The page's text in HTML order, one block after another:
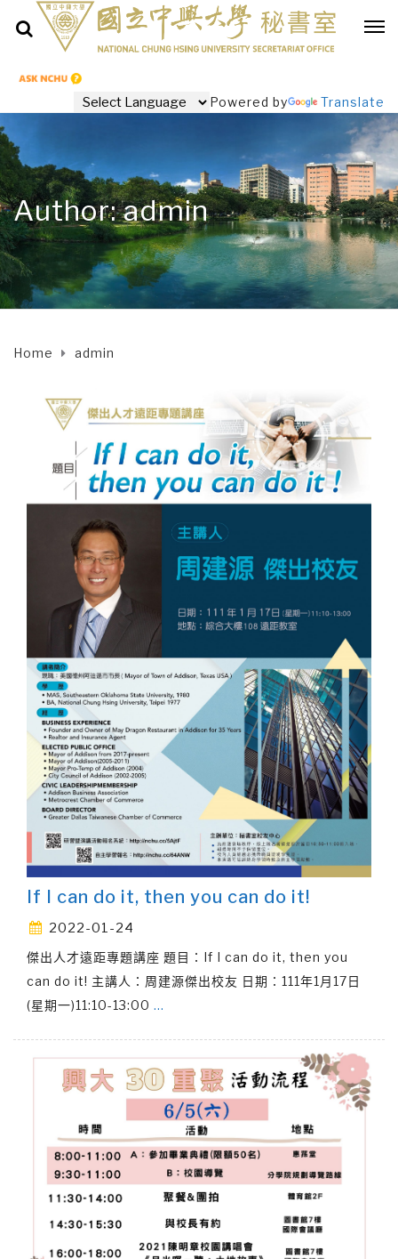
Powered by Translate
Author: admin
Home admin
If I can do it, then you can do it!
2022-01-24
傑出人才遠距專題講座 題目：If I can do it, then you
can do it! 主講人：周建源傑出校友 日期：111年1月17日
(星期一)11:10-13:00 …